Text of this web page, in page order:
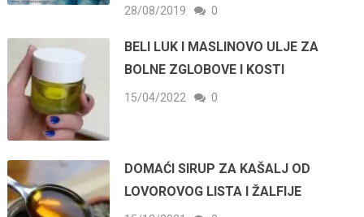
28/08/2019 0
BELI LUK I MASLINOVO ULJE ZA
BOLNE ZGLOBOVE I KOSTI
15/04/2022 0
DOMAĆI SIRUP ZA KAŠALJ OD
LOVOROVOG LISTA I ŽALFIJE